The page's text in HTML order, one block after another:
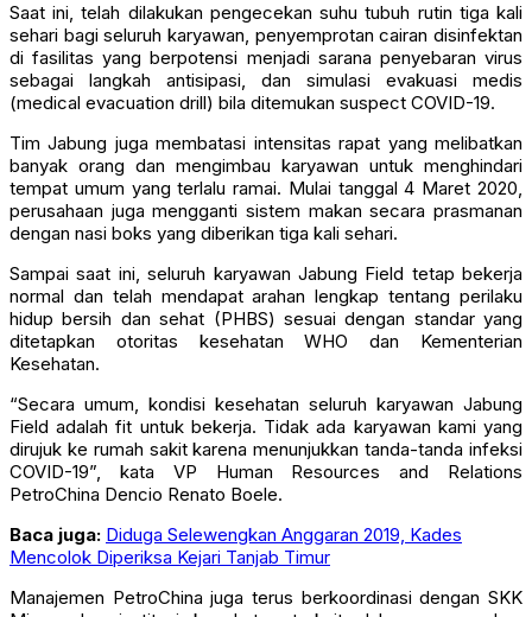
Saat ini, telah dilakukan pengecekan suhu tubuh rutin tiga kali
sehari bagi seluruh karyawan, penyemprotan cairan disinfektan
di fasilitas yang berpotensi menjadi sarana penyebaran virus
sebagai langkah antisipasi, dan simulasi evakuasi medis
(medical evacuation drill) bila ditemukan suspect COVID-19.
Tim Jabung juga membatasi intensitas rapat yang melibatkan
banyak orang dan mengimbau karyawan untuk menghindari
tempat umum yang terlalu ramai. Mulai tanggal 4 Maret 2020,
perusahaan juga mengganti sistem makan secara prasmanan
dengan nasi boks yang diberikan tiga kali sehari.
Sampai saat ini, seluruh karyawan Jabung Field tetap bekerja
normal dan telah mendapat arahan lengkap tentang perilaku
hidup bersih dan sehat (PHBS) sesuai dengan standar yang
ditetapkan otoritas kesehatan WHO dan Kementerian
Kesehatan.
“Secara umum, kondisi kesehatan seluruh karyawan Jabung
Field adalah fit untuk bekerja. Tidak ada karyawan kami yang
dirujuk ke rumah sakit karena menunjukkan tanda-tanda infeksi
COVID-19”, kata VP Human Resources and Relations
PetroChina Dencio Renato Boele.
Baca juga: Diduga Selewengkan Anggaran 2019, Kades
Mencolok Diperiksa Kejari Tanjab Timur
Manajemen PetroChina juga terus berkoordinasi dengan SKK